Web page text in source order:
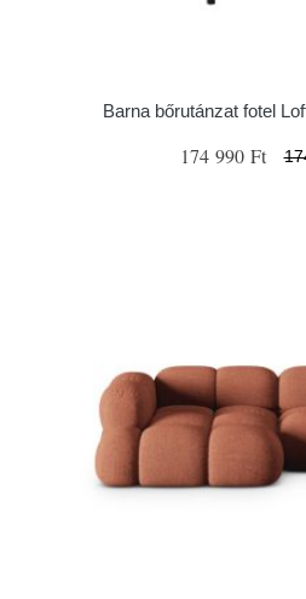
Barna bőrutánzat fotel
174 990 Ft